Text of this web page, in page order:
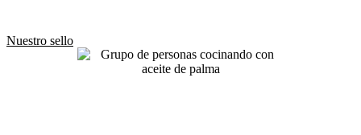
Nuestro sello